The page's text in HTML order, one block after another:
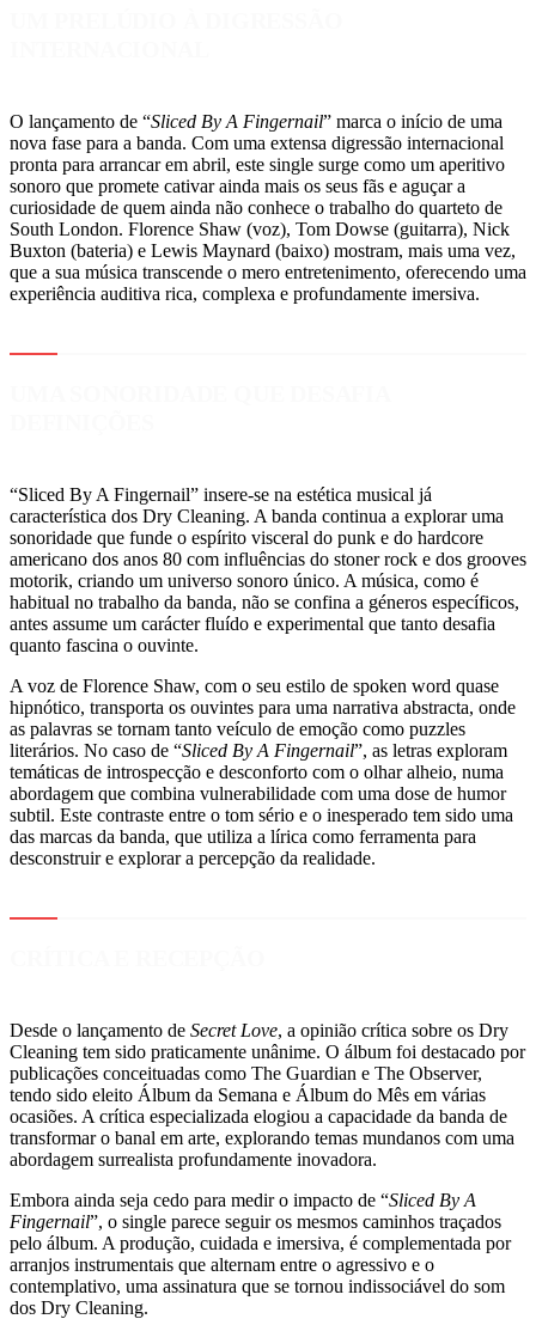
O lançamento de “Sliced By A Fingernail” marca o início de uma
nova fase para a banda. Com uma extensa digressão internacional
pronta para arrancar em abril, este single surge como um aperitivo
sonoro que promete cativar ainda mais os seus fãs e aguçar a
curiosidade de quem ainda não conhece o trabalho do quarteto de
South London. Florence Shaw (voz), Tom Dowse (guitarra), Nick
Buxton (bateria) e Lewis Maynard (baixo) mostram, mais uma vez,
que a sua música transcende o mero entretenimento, oferecendo uma
experiência auditiva rica, complexa e profundamente imersiva.
“Sliced By A Fingernail” insere-se na estética musical já
característica dos Dry Cleaning. A banda continua a explorar uma
sonoridade que funde o espírito visceral do punk e do hardcore
americano dos anos 80 com influências do stoner rock e dos grooves
motorik, criando um universo sonoro único. A música, como é
habitual no trabalho da banda, não se confina a géneros específicos,
antes assume um carácter fluído e experimental que tanto desafia
quanto fascina o ouvinte.
A voz de Florence Shaw, com o seu estilo de spoken word quase
hipnótico, transporta os ouvintes para uma narrativa abstracta, onde
as palavras se tornam tanto veículo de emoção como puzzles
literários. No caso de “Sliced By A Fingernail”, as letras exploram
temáticas de introspecção e desconforto com o olhar alheio, numa
abordagem que combina vulnerabilidade com uma dose de humor
subtil. Este contraste entre o tom sério e o inesperado tem sido uma
das marcas da banda, que utiliza a lírica como ferramenta para
desconstruir e explorar a percepção da realidade.
Desde o lançamento de Secret Love, a opinião crítica sobre os Dry
Cleaning tem sido praticamente unânime. O álbum foi destacado por
publicações conceituadas como The Guardian e The Observer,
tendo sido eleito Álbum da Semana e Álbum do Mês em várias
ocasiões. A crítica especializada elogiou a capacidade da banda de
transformar o banal em arte, explorando temas mundanos com uma
abordagem surrealista profundamente inovadora.
Embora ainda seja cedo para medir o impacto de “Sliced By A
Fingernail”, o single parece seguir os mesmos caminhos traçados
pelo álbum. A produção, cuidada e imersiva, é complementada por
arranjos instrumentais que alternam entre o agressivo e o
contemplativo, uma assinatura que se tornou indissociável do som
dos Dry Cleaning.